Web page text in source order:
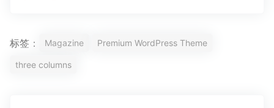
标签： Magazine Premium WordPress Theme
three columns